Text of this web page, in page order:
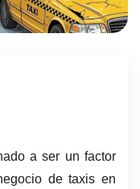
a ser un factor
de taxis en